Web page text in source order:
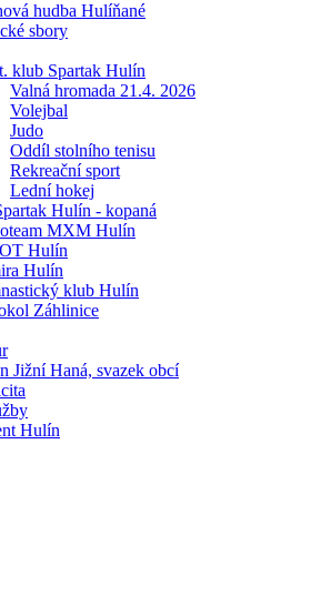
hudba Hulíňané
sbory
klub Spartak Hulín
Valná hromada 21.4. 2026
Volejbal
Judo
Oddíl stolního tenisu
Rekreační sport
Lední hokej
Hulín - kopaná
MXM Hulín
Hulín
Hulín
klub Hulín
Záhlinice
Jižní Haná, svazek obcí
Hulín